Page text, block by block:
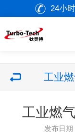
24小
工业
工业燃
发布日